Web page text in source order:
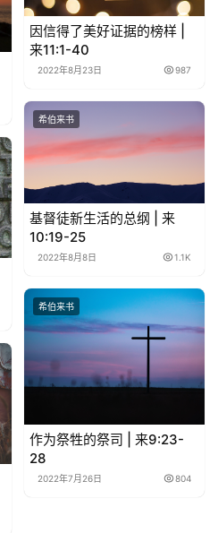
注册
因信得了美好证据的榜样 |
来11:1-40
2022年8月23日 987
希伯来书
基督徒新生活的总纲 | 来
10:19-25
2022年8月8日 1.1K
希伯来书
作为祭牲的祭司 | 来9:23-
28
2022年7月26日 804